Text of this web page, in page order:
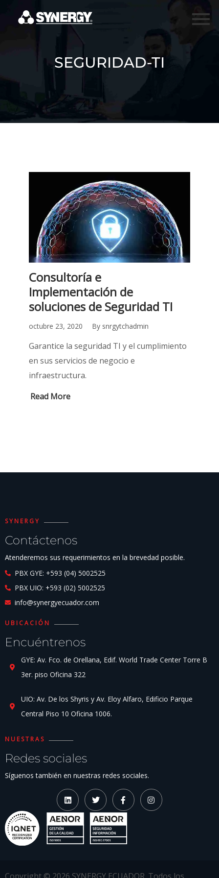
SEGURIDAD-TI
Consultoría e
Implementación de
soluciones de Seguridad TI
octubre 23, 2020 By snrgytchadmin
Garantice la seguridad TI y el cumplimiento
en sus servicios de negocio e
infraestructura.
Read More
SYNERGY
Contáctenos
Atenderemos sus requerimientos en la brevedad posible.
PBX GYE: +593 (04) 5002525
PBX UIO: +593 (02) 5002525
info@synergyecuador.com
UBICACIÓN
Encuéntrenos
GYE: Av. Fco. de Orellana, Edif. World Trade Center Torre B
3er. piso Oficina 322
UIO: Av. De los Shyris y Av. Eloy Alfaro, Edificio Parque
Central Piso 10 Oficina 1006.
NUESTRAS
Redes sociales
Síguenos también en nuestras redes sociales.